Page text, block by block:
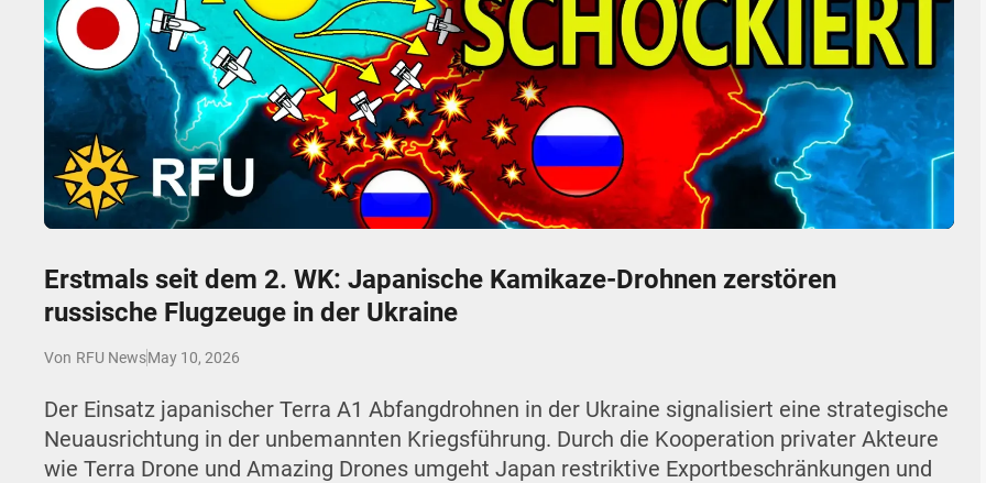
Play
05:33
Settings
Enter
Erstmals seit dem 2. WK: Japanische Kamikaze-Drohnen zerstören
russische Flugzeuge in der Ukraine
Von RFU NewsMay 10, 2026
Der Einsatz japanischer Terra A1 Abfangdrohnen in der Ukraine signalisiert eine strategische
Neuausrichtung in der unbemannten Kriegsführung. Durch die Kooperation privater Akteure
wie Terra Drone und Amazing Drones umgeht Japan restriktive Exportbeschränkungen und